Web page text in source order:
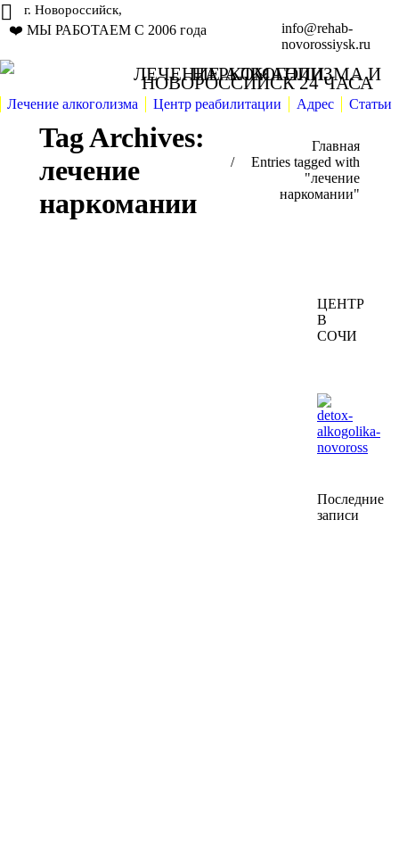
г. Новороссийск,
❤️ МЫ РАБОТАЕМ С 2006 года
info@rehab-
novorossiysk.ru
ЛЕЧЕНИЕ АЛКОГОЛИЗМА И НАРКОМАНИИ
НОВОРОССИЙСК 24 ЧАСА
Лечение алкоголизма Центр реабилитации Адрес Статьи
Tag Archives:
лечение
наркомании
Главная
Entries tagged with
"лечение
наркомании"
ЦЕНТР
В
СОЧИ
Последние
записи